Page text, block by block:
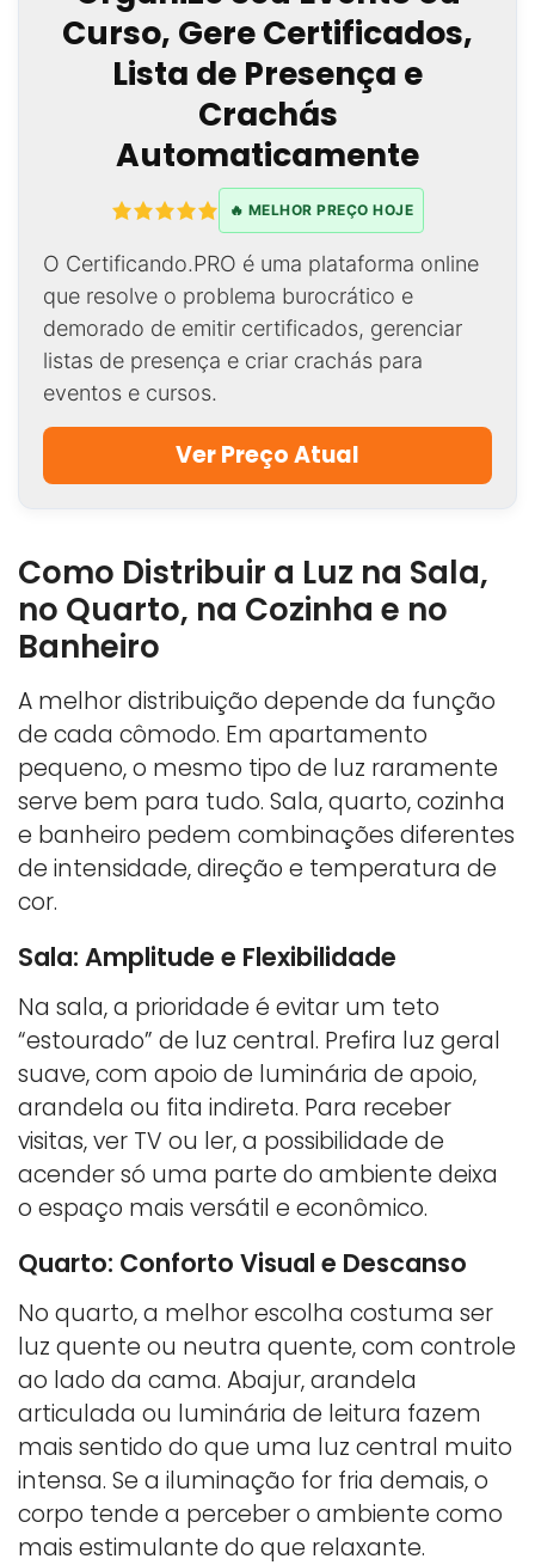
Curso, Gere Certificados,
Lista de Presença e
Crachás
Automaticamente
🔥 MELHOR PREÇO HOJE
O Certificando.PRO é uma plataforma online
que resolve o problema burocrático e
demorado de emitir certificados, gerenciar
listas de presença e criar crachás para
eventos e cursos.
Ver Preço Atual
Como Distribuir a Luz na Sala,
no Quarto, na Cozinha e no
Banheiro
A melhor distribuição depende da função
de cada cômodo. Em apartamento
pequeno, o mesmo tipo de luz raramente
serve bem para tudo. Sala, quarto, cozinha
e banheiro pedem combinações diferentes
de intensidade, direção e temperatura de
cor.
Sala: Amplitude e Flexibilidade
Na sala, a prioridade é evitar um teto
“estourado” de luz central. Prefira luz geral
suave, com apoio de luminária de apoio,
arandela ou fita indireta. Para receber
visitas, ver TV ou ler, a possibilidade de
acender só uma parte do ambiente deixa
o espaço mais versátil e econômico.
Quarto: Conforto Visual e Descanso
No quarto, a melhor escolha costuma ser
luz quente ou neutra quente, com controle
ao lado da cama. Abajur, arandela
articulada ou luminária de leitura fazem
mais sentido do que uma luz central muito
intensa. Se a iluminação for fria demais, o
corpo tende a perceber o ambiente como
mais estimulante do que relaxante.